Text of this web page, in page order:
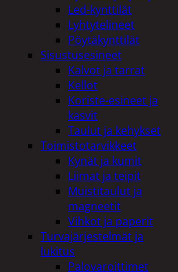
Led-kynttilät
Lyhtytelineet
Pöytäkynttilät
Sisustusesineet
Kalvot ja tarrat
Kellot
Koriste-esineet ja
kasvit
Taulut ja kehykset
Toimistotarvikkeet
Kynät ja kumit
Liimat ja teipit
Muistitaulut ja
magneetit
Vihkot ja paperit
Turvajärjestelmät ja
lukitus
Palovaroittimet